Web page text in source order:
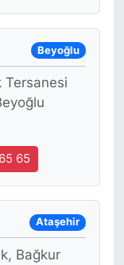
Beyoğlu
Tersanesi
65
Ataşehir
Bağkur